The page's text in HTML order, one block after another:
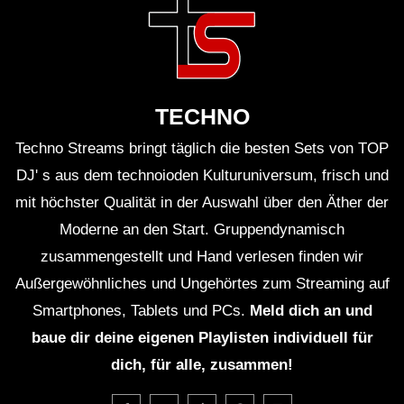
Nina Kraviz ist bekannt für ihre
und ihre Fähigkeit, das Publikum mit ihrer
der bedeutendsten Musikfestivals Europas
entwickelt und bietet eine Vielzahl von Genres und
Künstlern auf mehreren Bühnen.
Nina Kraviz ist eine Künstlerin, die es versteht, mit
ihrer Musik und ihrer Persönlichkeit Menschen auf
der ganzen Welt zu begeistern und zu inspirieren.
TECHNO
Techno Streams bringt täglich die besten Sets von TOP
DJ' s aus dem technoioden Kulturuniversum, frisch und
mit höchster Qualität in der Auswahl über den Äther der
Moderne an den Start. Gruppendynamisch
zusammengestellt und Hand verlesen finden wir
Außergewöhnliches und Ungehörtes zum Streaming auf
Smartphones, Tablets und PCs. Meld dich an und
baue dir deine eigenen Playlisten individuell für
dich, für alle, zusammen!